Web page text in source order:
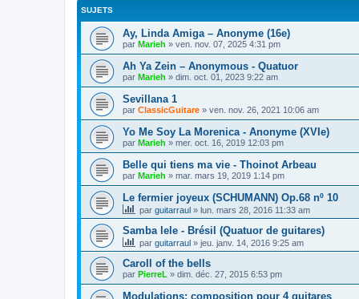
SUJETS
Ay, Linda Amiga – Anonyme (16e)
par Marieh » ven. nov. 07, 2025 4:31 pm
Ah Ya Zein – Anonymous - Quatuor
par Marieh » dim. oct. 01, 2023 9:22 am
Sevillana 1
par ClassicGuitare » ven. nov. 26, 2021 10:06 am
Yo Me Soy La Morenica - Anonyme (XVIe)
par Marieh » mer. oct. 16, 2019 12:03 pm
Belle qui tiens ma vie - Thoinot Arbeau
par Marieh » mar. mars 19, 2019 1:14 pm
Le fermier joyeux (SCHUMANN) Op.68 nº 10
par guitarraul » lun. mars 28, 2016 11:33 am
Samba lele - Brésil (Quatuor de guitares)
par guitarraul » jeu. janv. 14, 2016 9:25 am
Caroll of the bells
par PierreL » dim. déc. 27, 2015 6:53 pm
Modulations: composition pour 4 guitares